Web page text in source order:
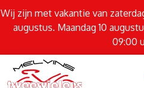
Wij zijn met vakantie van
augustus. Maandag 10
09:00